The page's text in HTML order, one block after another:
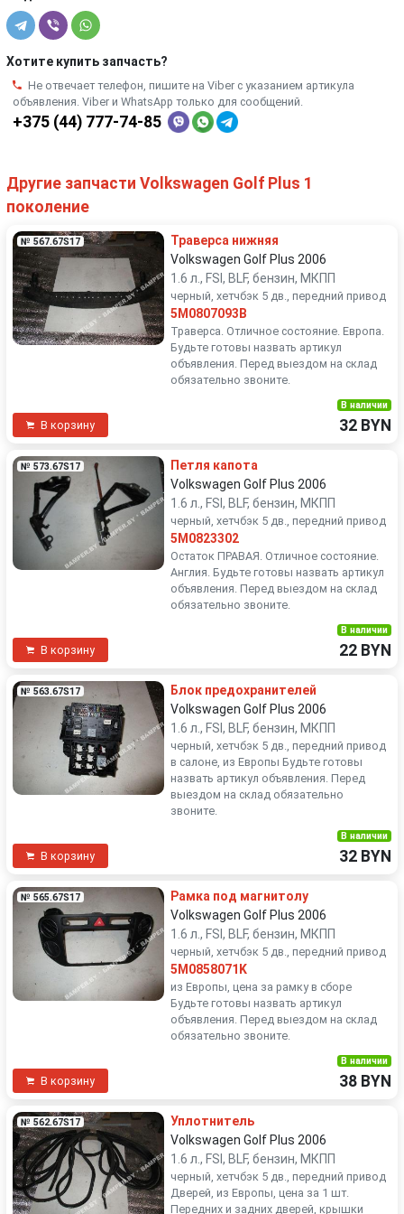
Хотите купить запчасть?
Не отвечает телефон, пишите на Viber с указанием артикула
объявления. Viber и WhatsApp только для сообщений.
+375 (44) 777-74-85
Другие запчасти Volkswagen Golf Plus 1
поколение
№ 567.67S17
Траверса нижняя
Volkswagen Golf Plus 2006
1.6 л., FSI, BLF, бензин, МКПП
черный, хетчбэк 5 дв., передний привод
5M0807093B
Траверса. Отличное состояние. Европа.
Будьте готовы назвать артикул
объявления. Перед выездом на склад
обязательно звоните.
В корзину
В наличии
32 BYN
№ 573.67S17
Петля капота
Volkswagen Golf Plus 2006
1.6 л., FSI, BLF, бензин, МКПП
черный, хетчбэк 5 дв., передний привод
5M0823302
Остаток ПРАВАЯ. Отличное состояние.
Англия. Будьте готовы назвать артикул
объявления. Перед выездом на склад
обязательно звоните.
В корзину
В наличии
22 BYN
№ 563.67S17
Блок предохранителей
Volkswagen Golf Plus 2006
1.6 л., FSI, BLF, бензин, МКПП
черный, хетчбэк 5 дв., передний привод
в салоне, из Европы Будьте готовы
назвать артикул объявления. Перед
выездом на склад обязательно
звоните.
В корзину
В наличии
32 BYN
№ 565.67S17
Рамка под магнитолу
Volkswagen Golf Plus 2006
1.6 л., FSI, BLF, бензин, МКПП
черный, хетчбэк 5 дв., передний привод
5M0858071K
из Европы, цена за рамку в сборе
Будьте готовы назвать артикул
объявления. Перед выездом на склад
обязательно звоните.
В корзину
В наличии
38 BYN
№ 562.67S17
Уплотнитель
Volkswagen Golf Plus 2006
1.6 л., FSI, BLF, бензин, МКПП
черный, хетчбэк 5 дв., передний привод
Дверей, из Европы, цена за 1 шт.
Передних и задних дверей, крышки